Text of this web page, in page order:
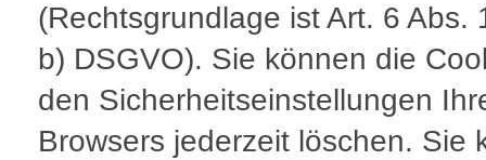
(Rechtsgrundlage ist Art. 6 Abs.
b) DSGVO). Sie können die
den Sicherheitseinstellungen
Browsers jederzeit löschen. Sie